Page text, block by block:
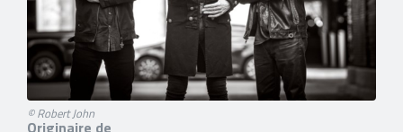
© Robert John
Originaire de